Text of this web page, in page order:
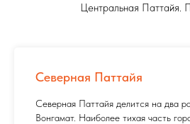
Центральная Паттайя.
Северная Паттайя
Северная Паттайя делится на два
Вонгамат. Наиболее тихая часть